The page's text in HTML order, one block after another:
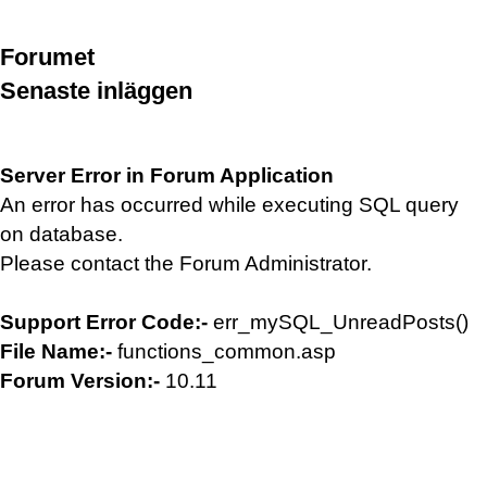
Forumet
Senaste inläggen
Server Error in Forum Application
An error has occurred while executing SQL query
on database.
Please contact the Forum Administrator.
Support Error Code:- err_mySQL_UnreadPosts()
File Name:- functions_common.asp
Forum Version:- 10.11